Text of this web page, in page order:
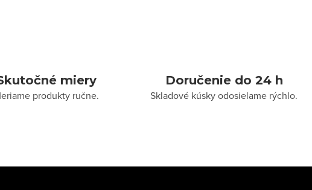
miery
produkty ručne.
Doručenie do 24 h
Skladové kúsky odosielame rýchlo.